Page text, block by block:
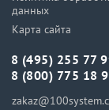
данных
Карта сайта
8 (495) 255 77
8 (800) 775 18